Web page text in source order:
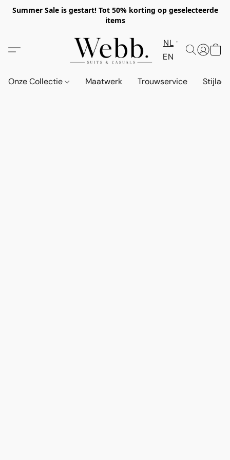
Summer Sale is gestart! Tot 50% korting op geselecteerde
items
NL
EN
Onze Collectie Maatwerk Trouwservice